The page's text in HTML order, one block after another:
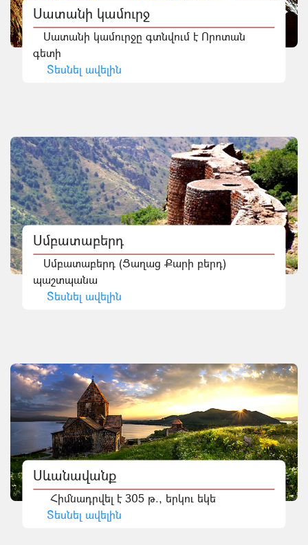
Սատանի կամուրջ
Սատանի կամուրջը գտնվում է Որոտան
գետի
Տեսնել ավելին
Սմբատաբերդ
Սմբատաբերդ (Ցաղաց Քարի բերդ)
պաշտպանա
Տեսնել ավելին
Սևանավանք
Հիմնադրվել է 305 թ., երկու եկե
Տեսնել ավելին